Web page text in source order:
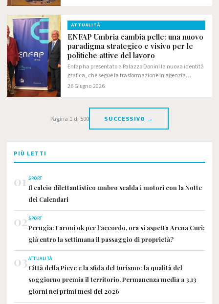
ATTUALITÀ
ENFAP Umbria cambia pelle: una nuovo
paradigma strategico e visivo per le
politiche attive del lavoro
Enfap ha presentato a Palazzo Donini la nuova identità
grafica, che segue la trasformazione in agenzia
formativa
26 Giugno 2026
Pagina 1 di 500 SUCCESSIVO →
PIÙ LETTI
01 SPORT
Il calcio dilettantistico umbro scalda i motori con la Notte
dei Calendari
02SPORT
Perugia: Faroni ok per l’accordo, ora si aspetta Arena Curi:
già entro la settimana il passaggio di proprietà?
03ATTUALITÀ
Città della Pieve e la sfida del turismo: la qualità del
soggiorno premia il territorio. Permanenza media a 3,13
giorni nei primi mesi del 2026